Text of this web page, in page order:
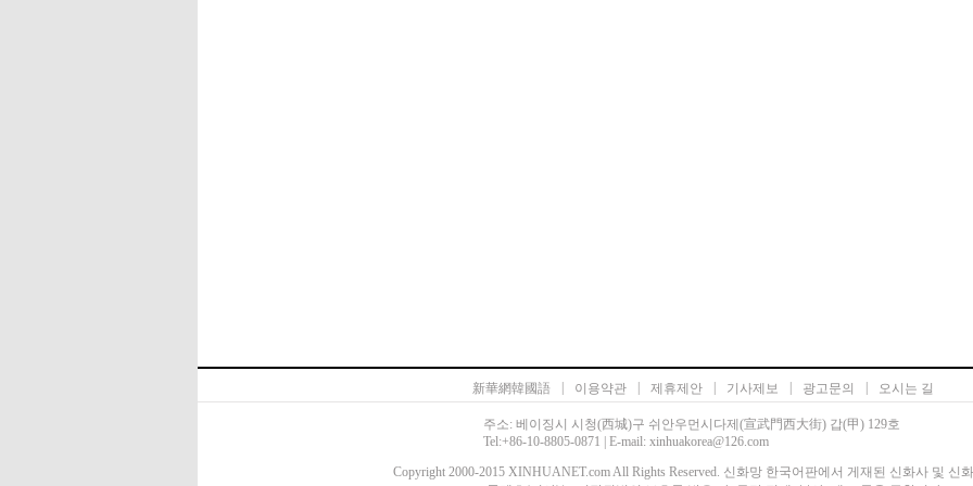
新華網韓國語 이용약관 제휴제안 기사제보 광고문의 오시는 길
주소: 베이징시 시청(西城)구 쉬안우먼시다제(宣武門西大街) 갑(甲) 129호
Tel:+86-10-8805-0871 | E-mail: xinhuakorea@126.com
Copyright 2000-2015 XINHUANET.com All Rights Reserved. 신화망 한국어판에서 게재된 신화사 및 신